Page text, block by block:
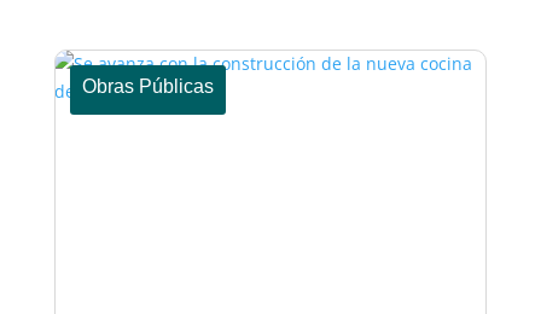
Obras Públicas